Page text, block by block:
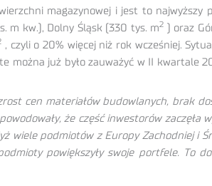
magazynowej i jest to najwyższy
m kw.), Dolny Śląsk (330 tys. m2
) oraz
, czyli o 20% więcej niż rok wcześniej.
można już było zauważyć w II kwartale
cen materiałów budowlanych, brak
że część inwestorów zaczęła
wiele podmiotów z Europy Zachodniej i
powiększyły swoje portfele. To